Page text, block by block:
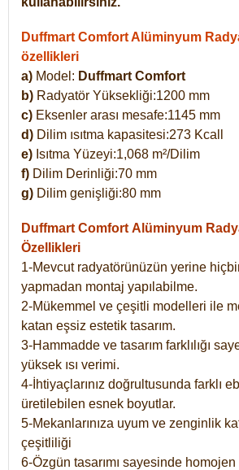
Duffmart Comfort Alüminyum
özellikleri
a) Model: Duffmart Comfort
b) Radyatör Yüksekliği:1200 mm
c) Eksenler arası mesafe:1145 mm
d) Dilim ısıtma kapasitesi:273 Kcall
e) Isıtma Yüzeyi:1,068 m²/Dilim
f) Dilim Derinliği:70 mm
g) Dilim genişliği:80 mm
Duffmart Comfort Alüminyum
Özellikleri
1-Mevcut radyatörünüzün yerine
yapmadan montaj yapılabilme.
2-Mükemmel ve çeşitli modelleri ile
katan eşsiz estetik tasarım.
3-Hammadde ve tasarım farklılığı
yüksek ısı verimi.
4-İhtiyaçlarınız doğrultusunda farklı
üretilebilen esnek boyutlar.
5-Mekanlarınıza uyum ve zenginlik
çeşitliliği
6-Özgün tasarımı sayesinde homojen